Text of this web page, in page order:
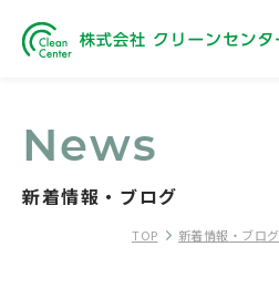
News
新着情報・ブログ
TOP 新着情報・ブログ